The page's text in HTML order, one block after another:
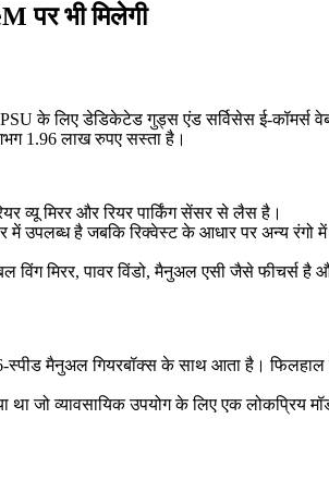
पर भी मिलेगी
PSU के लिए डेडिकेटेड गुड्स एंड सर्विसेस ई-कॉमर्स
1.96 लाख रुपए सस्ता है।
व्यू मिरर और रियर पार्किंग सेंसर से लैस है।
है जबकि रिक्वेस्ट के आधार पर अन्य रंगो में
मिरर, पावर विंडो, मैनुअल एसी जैसे फीचर्स है
स्पीड मैनुअल गियरबॉक्स के साथ आता है। फिलहाल
जो व्यावसायिक उपयोग के लिए एक लोकप्रिय